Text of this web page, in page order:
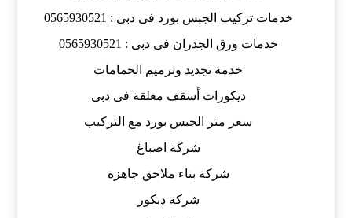
خدمات تركيب الجبس بورد فى دبى : 0565930521
خدمات ورق الجدران فى دبى : 0565930521
خدمة تجديد وترميم الحمامات
ديكورات أسقف معلقة فى دبى
سعر متر الجبس بورد مع التركيب
شركة اصباغ
شركة بناء ملاحق جاهزة
شركة ديكور